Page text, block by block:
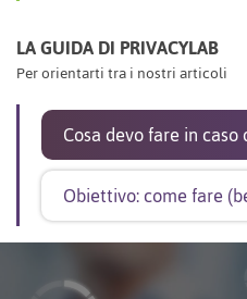
LA GUIDA DI PRIVACYLAB
Per orientarti tra i nostri articoli
Cosa devo fare in
Obiettivo: come fare